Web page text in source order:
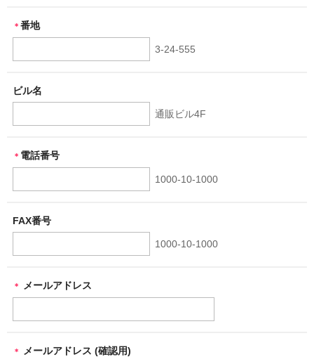
＊ 番地
3-24-555
ビル名
通販ビル4F
＊ 電話番号
1000-10-1000
FAX番号
1000-10-1000
＊ メールアドレス
＊ メールアドレス (確認用)